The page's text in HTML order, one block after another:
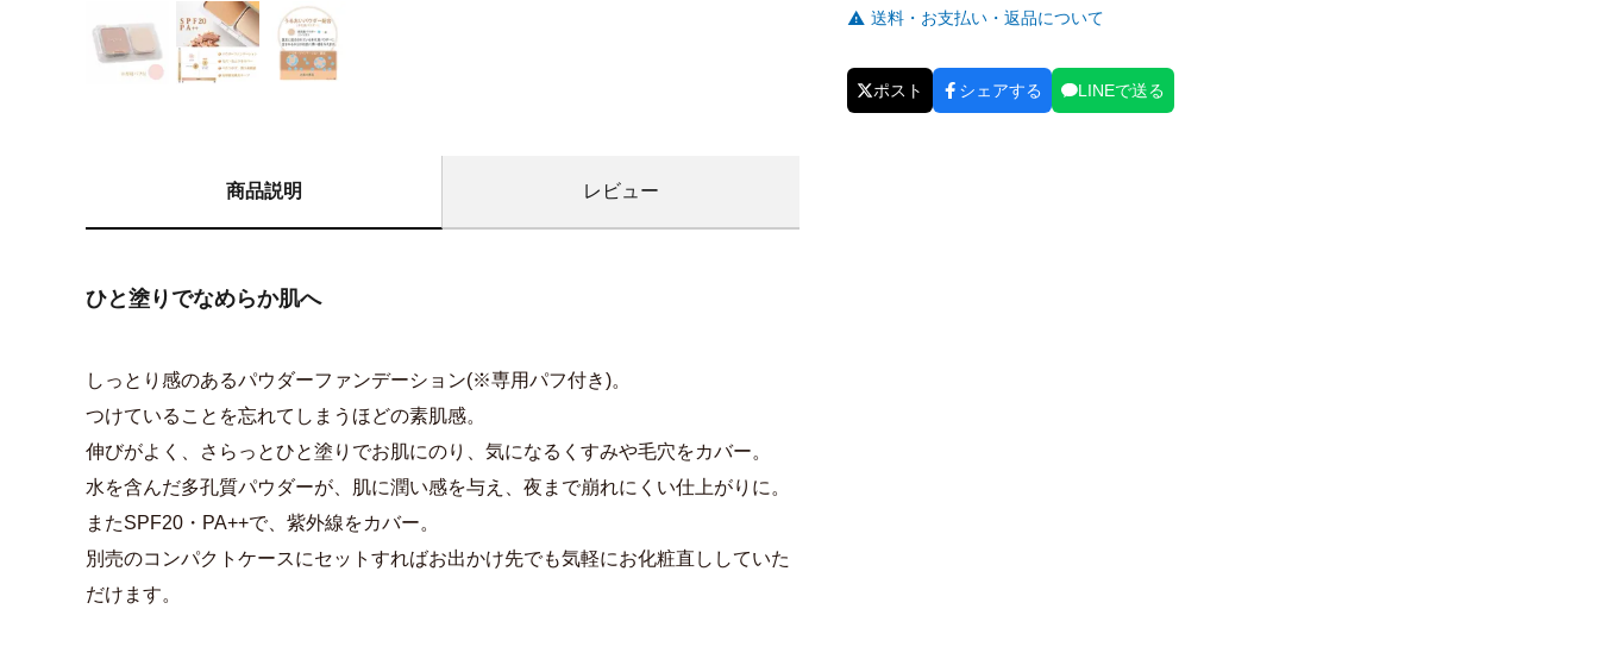
商品説明 レビュー
ひと塗りでなめらか肌へ
しっとり感のあるパウダーファンデーション(※専用パフ付き)。
つけていることを忘れてしまうほどの素肌感。
伸びがよく、さらっとひと塗りでお肌にのり、気になるくすみや毛穴をカバー。
水を含んだ多孔質パウダーが、肌に潤い感を与え、夜まで崩れにくい仕上がりに。
またSPF20・PA++で、紫外線をカバー。
別売のコンパクトケースにセットすればお出かけ先でも気軽にお化粧直ししていた
だけます。
送料・お支払い・返品について
ポスト シェアする LINEで送る